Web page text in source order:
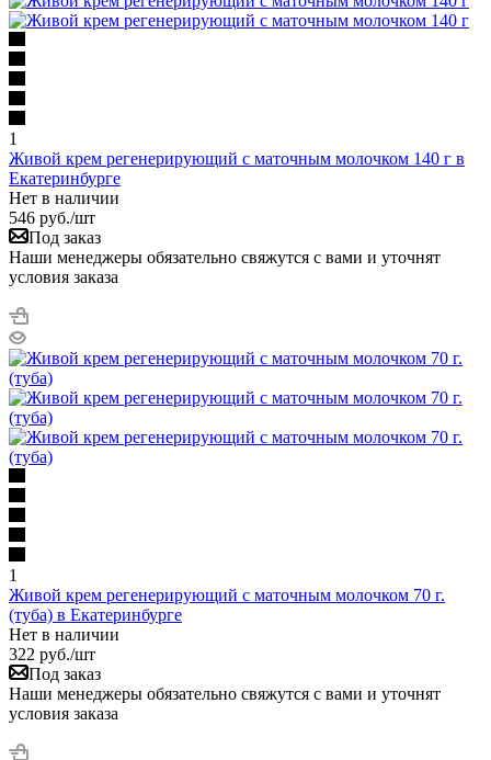
1
Живой крем регенерирующий с маточным молочком 140 г в
Екатеринбурге
Нет в наличии
546 руб./шт
Под заказ
Наши менеджеры обязательно свяжутся с вами и уточнят
условия заказа
1
Живой крем регенерирующий с маточным молочком 70 г.
(туба) в Екатеринбурге
Нет в наличии
322 руб./шт
Под заказ
Наши менеджеры обязательно свяжутся с вами и уточнят
условия заказа